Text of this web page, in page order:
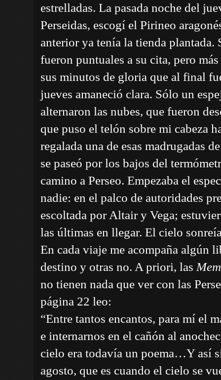
estrelladas. La pasada noche del
Perseidas, escogí el Pirineo
anterior ya tenía la tienda plantada.
fueron puntuales a su cita, pero
sus minutos de gloria que al final
jueves amaneció clara. Sólo un
alternaron las nubes, que fueron
que puso el telón sobre mi cabeza
regalada una de esas madrugadas
se paseó por los bajos del
camino a Perseo. Empezaba el
nadie: en el palco de autoridades
escoltada por Altair y Vega;
las últimas en llegar. El cielo
En cada viaje me acompaña algún
destino y otras no. A priori, las
no tienen nada que ver con las
página 22 leo:
“Entre tantos encantos, para mí el
e internarnos en el cañón al
cielo era todavía un poema…Y así
agosto, que es cuando el cielo se